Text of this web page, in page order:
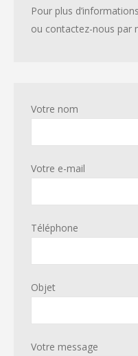
Pour plus
ou contactez-nous par
Votre nom
Votre e-mail
Téléphone
Objet
Votre message